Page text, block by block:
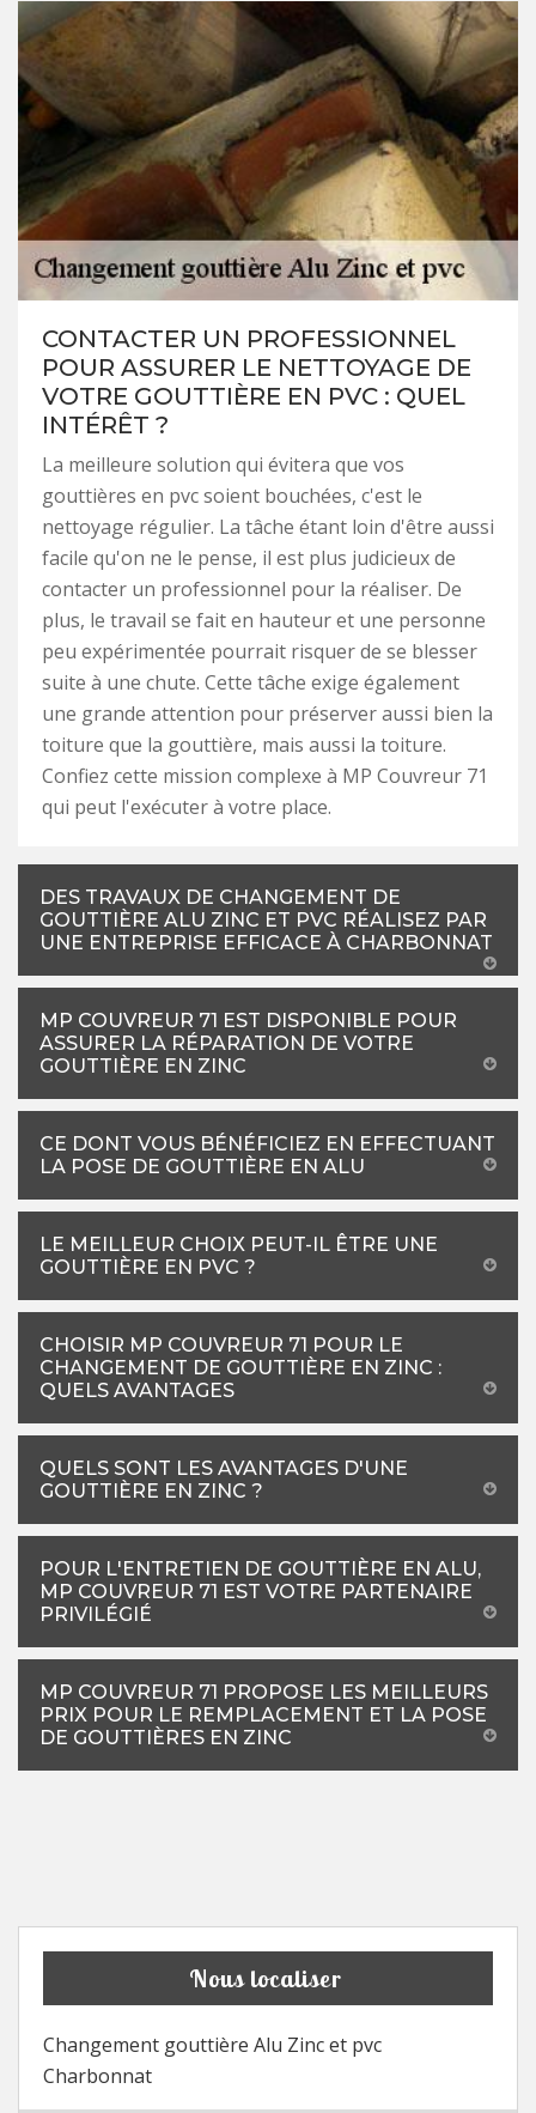
CONTACTER UN PROFESSIONNEL
POUR ASSURER LE NETTOYAGE DE
VOTRE GOUTTIÈRE EN PVC : QUEL
INTÉRÊT ?
La meilleure solution qui évitera que vos
gouttières en pvc soient bouchées, c'est le
nettoyage régulier. La tâche étant loin d'être aussi
facile qu'on ne le pense, il est plus judicieux de
contacter un professionnel pour la réaliser. De
plus, le travail se fait en hauteur et une personne
peu expérimentée pourrait risquer de se blesser
suite à une chute. Cette tâche exige également
une grande attention pour préserver aussi bien la
toiture que la gouttière, mais aussi la toiture.
Confiez cette mission complexe à MP Couvreur 71
qui peut l'exécuter à votre place.
DES TRAVAUX DE CHANGEMENT DE
GOUTTIÈRE ALU ZINC ET PVC RÉALISEZ PAR
UNE ENTREPRISE EFFICACE À CHARBONNAT
MP COUVREUR 71 EST DISPONIBLE POUR
ASSURER LA RÉPARATION DE VOTRE
GOUTTIÈRE EN ZINC
CE DONT VOUS BÉNÉFICIEZ EN EFFECTUANT
LA POSE DE GOUTTIÈRE EN ALU
LE MEILLEUR CHOIX PEUT-IL ÊTRE UNE
GOUTTIÈRE EN PVC ?
CHOISIR MP COUVREUR 71 POUR LE
CHANGEMENT DE GOUTTIÈRE EN ZINC :
QUELS AVANTAGES
QUELS SONT LES AVANTAGES D'UNE
GOUTTIÈRE EN ZINC ?
POUR L'ENTRETIEN DE GOUTTIÈRE EN ALU,
MP COUVREUR 71 EST VOTRE PARTENAIRE
PRIVILÉGIÉ
MP COUVREUR 71 PROPOSE LES MEILLEURS
PRIX POUR LE REMPLACEMENT ET LA POSE
DE GOUTTIÈRES EN ZINC
Nous localiser
Changement gouttière Alu Zinc et pvc
Charbonnat